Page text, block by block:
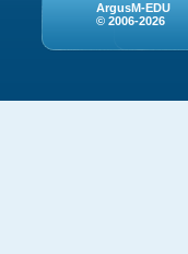
ArgusM-EDU
© 2006-2026